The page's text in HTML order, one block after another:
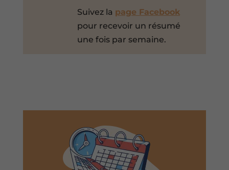
Suivez la page Facebook
pour recevoir un résumé
une fois par semaine.